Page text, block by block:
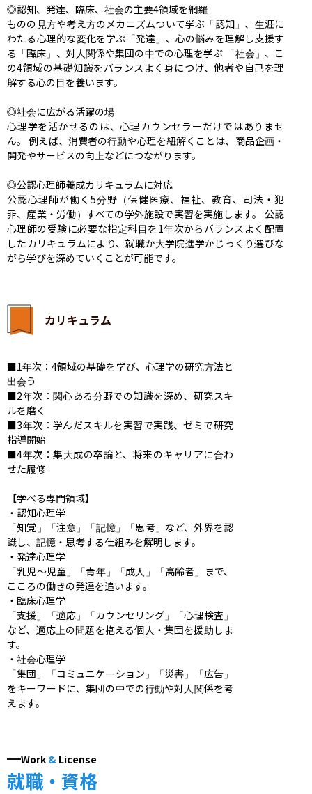
◎認知、発達、臨床、社会の主要4領域を網羅
ものの見方や考え方のメカニズムついて学ぶ「認知」、生涯に
わたる心理的な変化を学ぷ「発達」、心の悩みを理解し支援す
る「臨床」、対人関係や集団の中での心理を学ぷ 「社会」、こ
の4領域の基礎知識をバランスよく身につけ、他者や自己を理
解する心の目を養います。
◎社会に広がる活躍の場
心理学を活かせるのは、心理カウンセラーだけではありませ
ん。 例えば、消費者の行動や心理を紐解くことは、商品企画・
開発やサービスの向上などにつながります。
◎公認心理師養成カリキュラムに対応
公認心理師が働く5分野（保健医療、福祉、教育、司法・犯
罪、産業・労働）すべての学外施設で実習を実施します。 公認
心理師の受験に必要な指定科目を1年次からバランスよく配置
したカリキュラムにより、就職か大学院進学かじっくり選びな
がら学びを深めていくことが可能です。
カリキュラム
■1年次：4領域の基礎を学び、心理学の研究方法と
出会う
■2年次：関心ある分野での知識を深め、研究スキ
ルを磨く
■3年次：学んだスキルを実習で実践、ゼミで研究
指導開始
■4年次：集大成の卒論と、将来のキャリアに合わ
せた履修
【学べる専⾨領域】
・認知心理学
「知覚」「注意」「記憶」「思考」など、外界を認
識し、記憶・思考する仕組みを解明します。
・発達心理学
「乳児～児童」「青年」「成人」「高齢者」まで、
こころの働きの発達を追います。
・臨床心理学
「支援」「適応」「カウンセリング」「心理検査」
など、適応上の問題を抱える個人・集団を援助しま
す。
・社会心理学
「集団」「コミュニケーション」「災害」「広告」
をキーワードに、集団の中での行動や対人関係を考
えます。
Work & License
就職・資格